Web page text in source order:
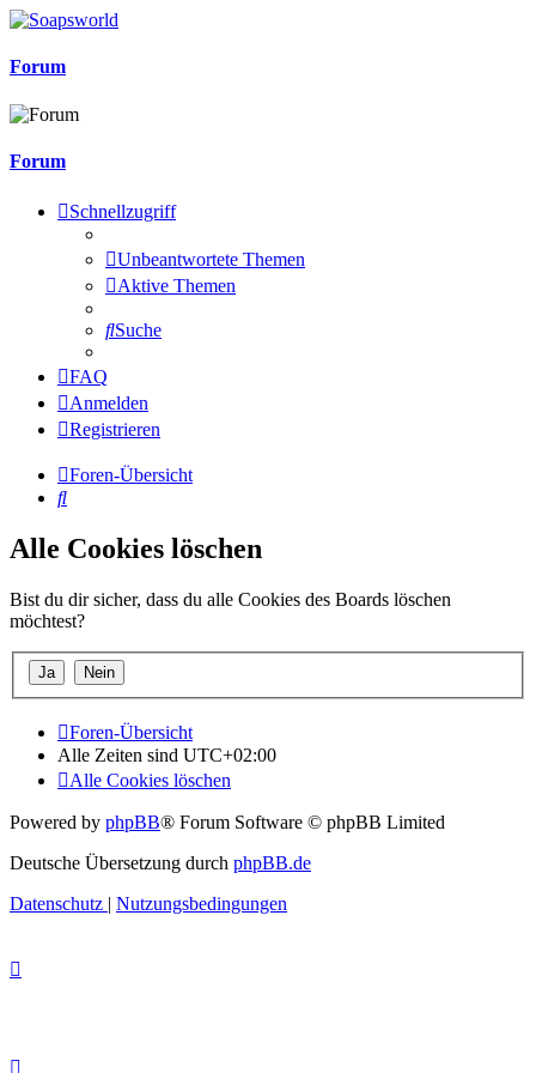
Forum
Forum
Schnellzugriff
Unbeantwortete Themen
Aktive Themen
Suche
FAQ
Anmelden
Registrieren
Foren-Übersicht
Suche
Alle Cookies löschen
Bist du dir sicher, dass du alle Cookies des Boards löschen
möchtest?
Foren-Übersicht
Alle Zeiten sind UTC+02:00
Alle Cookies löschen
Powered by phpBB® Forum Software © phpBB Limited
Deutsche Übersetzung durch phpBB.de
Datenschutz
Nutzungsbedingungen